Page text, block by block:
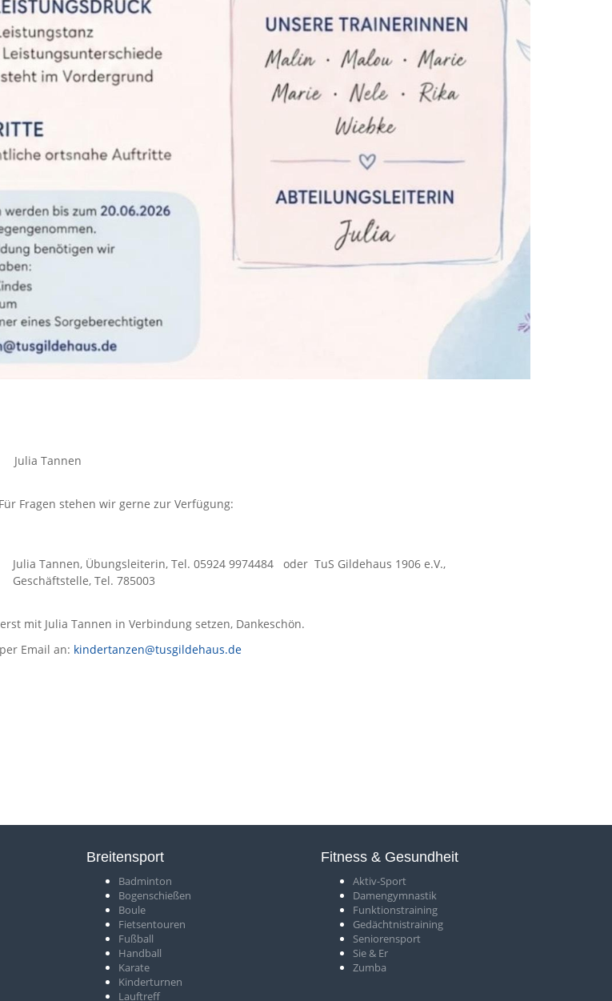
Julia Tannen
Für Fragen stehen wir gerne zur Verfügung:
Julia Tannen, Übungsleiterin, Tel. 05924 9974484 oder TuS Gildehaus 1906 e.V.,
Geschäftstelle, Tel. 785003
mit Julia Tannen in Verbindung setzen, Dankeschön.
Email an: kindertanzen@tusgildehaus.de
Breitensport
Badminton
Bogenschießen
Boule
Fietsentouren
Fußball
Handball
Karate
Kinderturnen
Lauftreff
Fitness & Gesundheit
Aktiv-Sport
Damengymnastik
Funktionstraining
Gedächtnistraining
Seniorensport
Sie & Er
Zumba